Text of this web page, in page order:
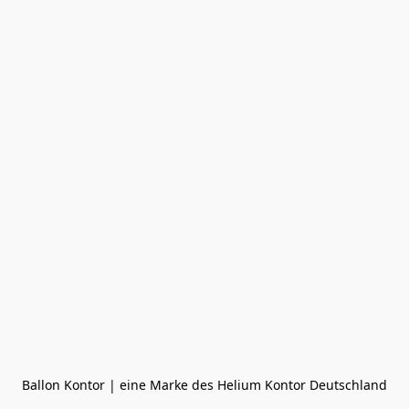
Ballon Kontor | eine Marke des Helium Kontor Deutschland